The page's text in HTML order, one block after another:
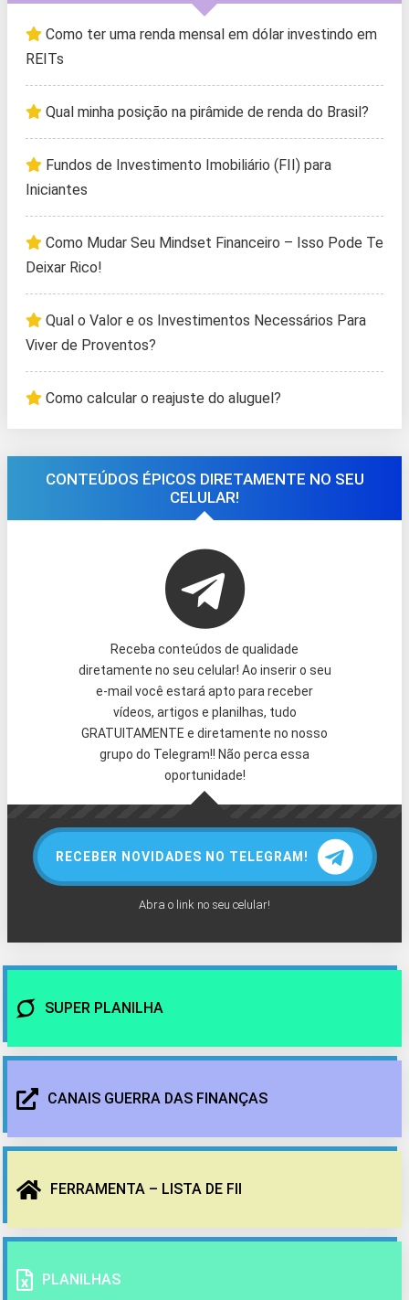
Como ter uma renda mensal em dólar investindo em
REITs
Qual minha posição na pirâmide de renda do Brasil?
Fundos de Investimento Imobiliário (FII) para
Iniciantes
Como Mudar Seu Mindset Financeiro – Isso Pode Te
Deixar Rico!
Qual o Valor e os Investimentos Necessários Para
Viver de Proventos?
Como calcular o reajuste do aluguel?
CONTEÚDOS ÉPICOS DIRETAMENTE NO SEU
CELULAR!
Receba conteúdos de qualidade
diretamente no seu celular! Ao inserir o seu
e-mail você estará apto para receber
vídeos, artigos e planilhas, tudo
GRATUITAMENTE e diretamente no nosso
grupo do Telegram!! Não perca essa
oportunidade!
RECEBER NOVIDADES NO TELEGRAM!
Abra o link no seu celular!
SUPER PLANILHA
CANAIS GUERRA DAS FINANÇAS
FERRAMENTA – LISTA DE FII
PLANILHAS